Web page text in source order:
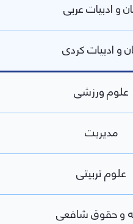
و ادبیات عربی
و ادبیات کردی
علوم ورزشی
مدیریت
علوم تربیتی
و حقوق شافعی